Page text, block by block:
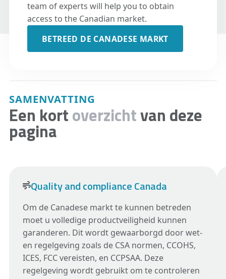
team of experts will help you to obtain
access to the Canadian market.
BETREED DE CANADESE MARKT
SAMENVATTING
Een kortoverzichtvan deze
pagina
Quality and compliance Canada
Om de Canadese markt te kunnen betreden
moet u volledige productveiligheid kunnen
garanderen. Dit wordt gewaarborgd door wet-
en regelgeving zoals de CSA normen, CCOHS,
ICES, FCC vereisten, en CCPSAA. Deze
regelgeving wordt gebruikt om te controleren